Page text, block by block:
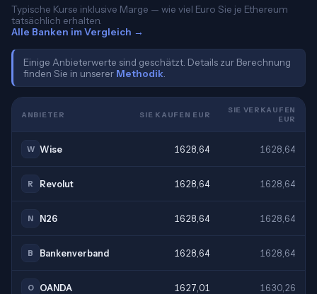
Typische Kurse inklusive Marge — wie viel Euro Sie je Ethereum
tatsächlich erhalten.
Alle Banken im Vergleich →
Einige Anbieterwerte sind geschätzt. Details zur Berechnung
finden Sie in unserer Methodik
ANBIETER SIE KAUFEN EUR
SIE VERKAUFEN
EUR
W Wise 1628,64 1628,64
R Revolut 1628,64 1628,64
N N26 1628,64 1628,64
B Bankenverband 1628,64 1628,64
O OANDA 1627,01 1630,26